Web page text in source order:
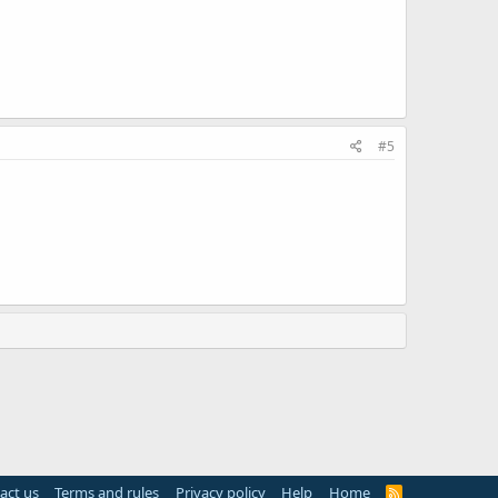
#5
us Terms and rules Privacy policy Help Home R